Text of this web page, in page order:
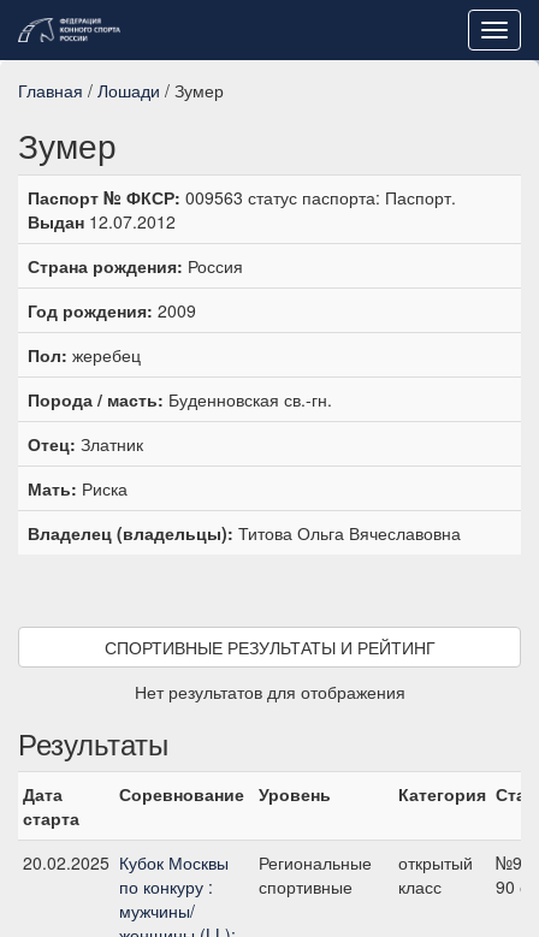
Главная / Лошади / Зумер
Зумер
Паспорт № ФКСР: 009563 статус паспорта: Паспорт.
Выдан 12.07.2012
Страна рождения: Россия
Год рождения: 2009
Пол: жеребец
Порода / масть: Буденновская св.-гн.
Отец: Златник
Мать: Риска
Владелец (владельцы): Титова Ольга Вячеславовна
СПОРТИВНЫЕ РЕЗУЛЬТАТЫ И РЕЙТИНГ
Нет результатов для отображения
Результаты
Дата
старта
Соревнование Уровень Категория
20.02.2025 Кубок Москвы
по конкуру :
мужчины/
Региональные
спортивные
открытый
класс
№9,
90 см